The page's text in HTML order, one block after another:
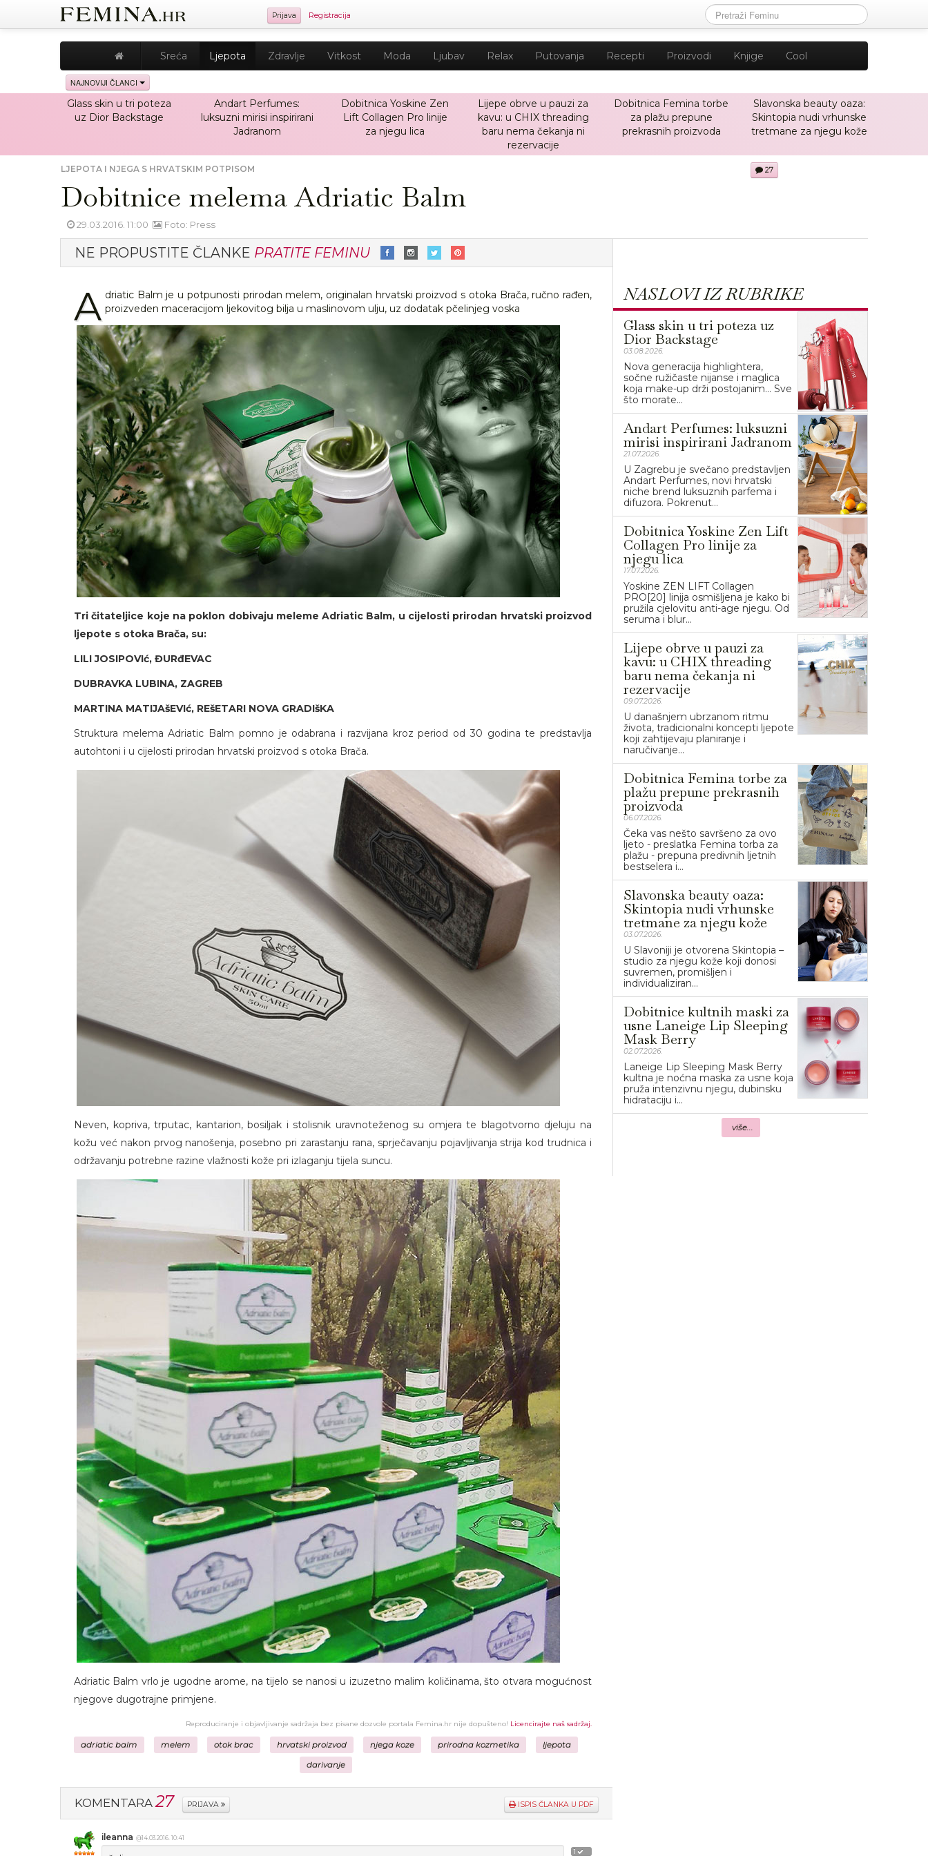
Prijava Registracija
Sreća Ljepota Zdravlje Vitkost Moda Ljubav Relax Putovanja Recepti Proizvodi Knjige Cool
NAJNOVIJI ČLANCI
Glass skin u tri poteza
uz Dior Backstage
Andart Perfumes:
luksuzni mirisi inspirirani
Jadranom
Dobitnica Yoskine Zen
Lift Collagen Pro linije
za njegu lica
Lijepe obrve u pauzi za
kavu: u CHIX threading
baru nema čekanja ni
rezervacije
Dobitnica Femina torbe
za plažu prepune
prekrasnih proizvoda
Slavonska beauty oaza:
Skintopia nudi vrhunske
tretmane za njegu kože
LJEPOTA I NJEGA S HRVATSKIM POTPISOM
Dobitnice melema Adriatic Balm
27
29.03.2016. 11:00 Foto: Press
NE PROPUSTITE ČLANKE PRATITE FEMINU
A driatic Balm je u potpunosti prirodan melem, originalan hrvatski proizvod s otoka Brača, ručno rađen,
proizveden maceracijom ljekovitog bilja u maslinovom ulju, uz dodatak pčelinjeg voska
Tri čitateljice koje na poklon dobivaju meleme Adriatic Balm, u cijelosti prirodan hrvatski proizvod
ljepote s otoka Brača, su:
LILI JOSIPOVIć, ĐURđEVAC
DUBRAVKA LUBINA, ZAGREB
MARTINA MATIJAšEVIć, REšETARI NOVA GRADIšKA
Struktura melema Adriatic Balm pomno je odabrana i razvijana kroz period od 30 godina te predstavlja
autohtoni i u cijelosti prirodan hrvatski proizvod s otoka Brača.
Neven, kopriva, trputac, kantarion, bosiljak i stolisnik uravnoteženog su omjera te blagotvorno djeluju na
kožu već nakon prvog nanošenja, posebno pri zarastanju rana, sprječavanju pojavljivanja strija kod trudnica i
održavanju potrebne razine vlažnosti kože pri izlaganju tijela suncu.
Adriatic Balm vrlo je ugodne arome, na tijelo se nanosi u izuzetno malim količinama, što otvara mogućnost
njegove dugotrajne primjene.
Reproduciranje i objavljivanje sadržaja bez pisane dozvole portala Femina.hr nije dopušteno! Licencirajte naš sadržaj.
adriatic balm melem otok brac hrvatski proizvod njega koze prirodna kozmetika ljepota
darivanje
KOMENTARA27 PRIJAVA ISPIS ČLANKA U PDF
1
ileanna @14.03.2016. 10:41
NASLOVI IZ RUBRIKE
Glass skin u tri poteza uz
Dior Backstage
03.08.2026.
Nova generacija highlightera,
sočne ružičaste nijanse i maglica
koja make-up drži postojanim… Sve
što morate...
Andart Perfumes: luksuzni
mirisi inspirirani Jadranom
21.07.2026.
U Zagrebu je svečano predstavljen
Andart Perfumes, novi hrvatski
niche brend luksuznih parfema i
difuzora. Pokrenut...
Dobitnica Yoskine Zen Lift
Collagen Pro linije za
njegu lica
17.07.2026.
Yoskine ZEN LIFT Collagen
PRO[20] linija osmišljena je kako bi
pružila cjelovitu anti-age njegu. Od
seruma i blur...
Lijepe obrve u pauzi za
kavu: u CHIX threading
baru nema čekanja ni
rezervacije
09.07.2026.
U današnjem ubrzanom ritmu
života, tradicionalni koncepti ljepote
koji zahtijevaju planiranje i
naručivanje...
Dobitnica Femina torbe za
plažu prepune prekrasnih
proizvoda
06.07.2026.
Čeka vas nešto savršeno za ovo
ljeto - preslatka Femina torba za
plažu - prepuna predivnih ljetnih
bestselera i...
Slavonska beauty oaza:
Skintopia nudi vrhunske
tretmane za njegu kože
03.07.2026.
U Slavoniji je otvorena Skintopia –
studio za njegu kože koji donosi
suvremen, promišljen i
individualiziran...
Dobitnice kultnih maski za
usne Laneige Lip Sleeping
Mask Berry
02.07.2026.
Laneige Lip Sleeping Mask Berry
kultna je noćna maska za usne koja
pruža intenzivnu njegu, dubinsku
hidrataciju i...
više...